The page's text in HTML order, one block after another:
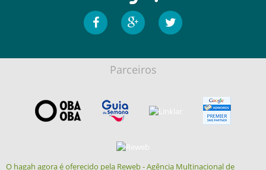
Parceiros
O hagah agora é oferecido pela Reweb - Agência Multinacional de